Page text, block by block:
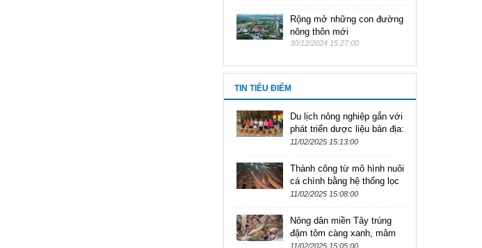
Rộng mở những con đường
nông thôn mới
30/12/2024 15:27:00
TIN TIÊU ĐIỂM
Du lịch nông nghiệp gắn với
phát triển dược liệu bản địa:
'Thị trường nóng, thực đơn
11/02/2025 15:13:00
Thành công từ mô hình nuôi
cá chình bằng hệ thống lọc
tuần hoàn
11/02/2025 15:08:00
Nông dân miền Tây trúng
đậm tôm càng xanh, mâm
Tết năm này lớn hết nấc!
11/02/2025 15:05:00